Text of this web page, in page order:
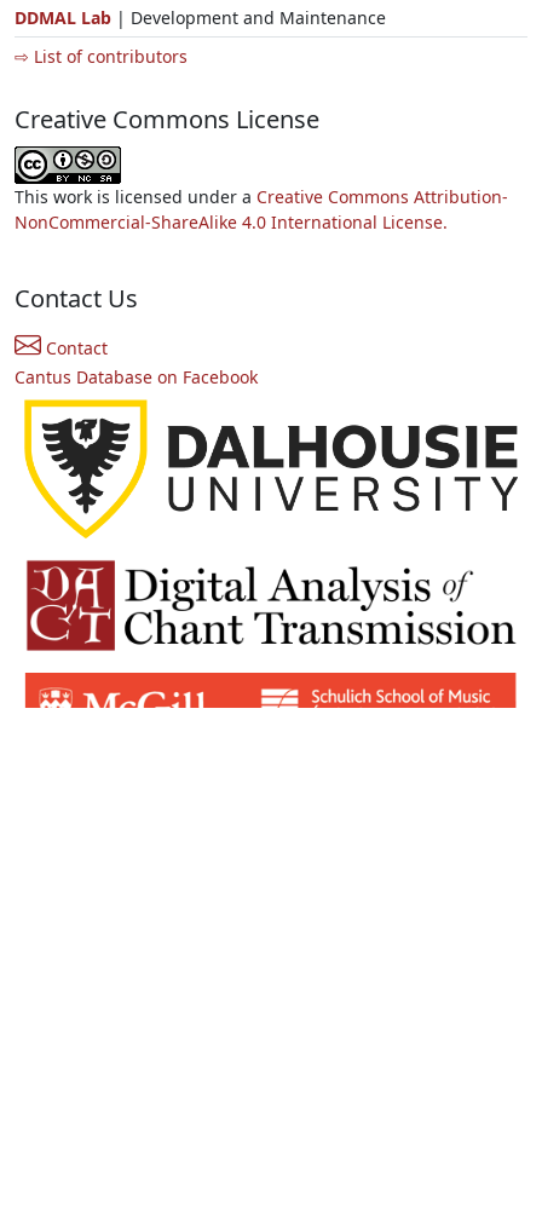
DDMAL Lab | Development and Maintenance
⇨ List of contributors
Creative Commons License
This work is licensed under a Creative Commons Attribution-
NonCommercial-ShareAlike 4.0 International License.
Contact Us
Contact
Cantus Database on Facebook